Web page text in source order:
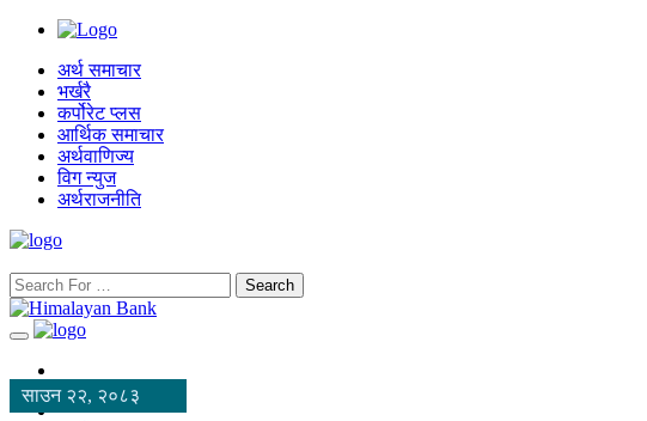
अर्थ समाचार
भर्खरै
कर्पोरेट प्लस
आर्थिक समाचार
अर्थवाणिज्य
विग न्युज
अर्थराजनीति
Search
साउन २२, २०८३